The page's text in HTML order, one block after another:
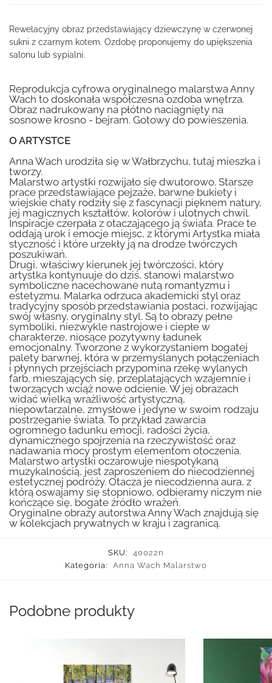
Rewelacyjny obraz przedstawiający dziewczynę w czerwonej
sukni z czarnym kotem. Ozdobę proponujemy do upiększenia
salonu lub sypialni.
Reprodukcja cyfrowa oryginalnego malarstwa Anny
Wach to doskonała współczesna ozdoba wnętrza.
Obraz nadrukowany na płótno naciągnięty na
sosnowe krosno - bejram. Gotowy do powieszenia.
O ARTYSTCE
Anna Wach urodziła się w Wałbrzychu, tutaj mieszka i
tworzy.
Malarstwo artystki rozwijało się dwutorowo. Starsze
prace przedstawiające pejzaże, barwne bukiety i
wiejskie chaty rodziły się z fascynacji pięknem natury,
jej magicznych kształtów, kolorów i ulotnych chwil.
Inspiracje czerpała z otaczającego ją świata. Prace te
oddają urok i emocje miejsc, z którymi Artystka miała
styczność i które urzekły ją na drodze twórczych
poszukiwań.
Drugi, właściwy kierunek jej twórczości, który
artystka kontynuuje do dziś, stanowi malarstwo
symboliczne nacechowane nutą romantyzmu i
estetyzmu. Malarka odrzuca akademicki styl oraz
tradycyjny sposób przedstawiania postaci, rozwijając
swój własny, oryginalny styl. Są to obrazy pełne
symboliki, niezwykle nastrojowe i ciepłe w
charakterze, niosące pozytywny ładunek
emocjonalny. Tworzone z wykorzystaniem bogatej
palety barwnej, która w przemyślanych połączeniach
i płynnych przejściach przypomina rzekę wylanych
farb, mieszających się, przeplatających wzajemnie i
tworzących wciąż nowe odcienie. W jej obrazach
widać wielką wrażliwość artystyczną,
niepowtarzalne, zmysłowe i jedyne w swoim rodzaju
postrzeganie świata. To przykład zawarcia
ogromnego ładunku emocji, radości życia,
dynamicznego spojrzenia na rzeczywistość oraz
nadawania mocy prostym elementom otoczenia.
Malarstwo artystki oczarowuje niespotykaną
muzykalnością, jest zaproszeniem do niecodziennej
estetycznej podróży. Otacza je niecodzienna aura, z
którą oswajamy się stopniowo, odbieramy niczym nie
kończące się, bogate źródło wrażeń.
Oryginalne obrazy autorstwa Anny Wach znajdują się
w kolekcjach prywatnych w kraju i zagranicą.
SKU:
40022n
Kategoria:
Anna Wach Malarstwo
Podobne produkty